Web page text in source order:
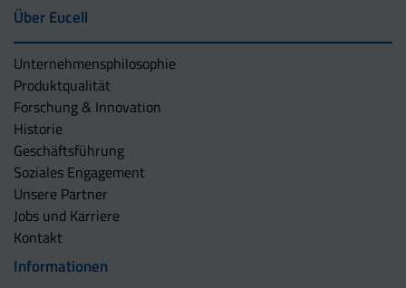
Über Eucell
Unternehmens­philosophie
Produktqualität
Forschung & Innovation
Historie
Geschäftsführung
Soziales Engagement
Unsere Partner
Jobs und Karriere
Kontakt
Informationen